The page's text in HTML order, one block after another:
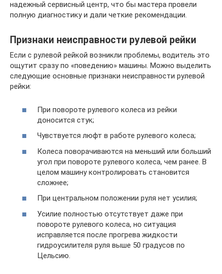
надежный сервисный центр, что бы мастера провели
полную диагностику и дали четкие рекомендации.
Признаки неисправности рулевой рейки
Если с рулевой рейкой возникли проблемы, водитель это
ощутит сразу по «поведению» машины. Можно выделить
следующие основные признаки неисправности рулевой
рейки:
При повороте рулевого колеса из рейки
доносится стук;
Чувствуется люфт в работе рулевого колеса;
Колеса поворачиваются на меньший или больший
угол при повороте рулевого колеса, чем ранее. В
целом машину контролировать становится
сложнее;
При центральном положении руля нет усилия;
Усилие полностью отсутствует даже при
повороте рулевого колеса, но ситуация
исправляется после прогрева жидкости
гидроусилителя руля выше 50 градусов по
Цельсию.